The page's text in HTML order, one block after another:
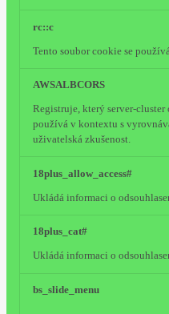
rc::c
Tento soubor cookie se
AWSALBCORS
Registruje, který server-
používá v kontextu s
uživatelská zkušenost.
18plus_allow_access#
Ukládá informaci o
18plus_cat#
Ukládá informaci o
bs_slide_menu